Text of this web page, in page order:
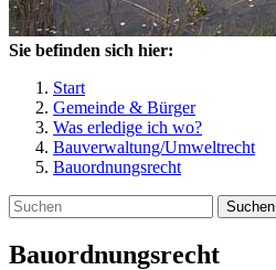
Sie befinden sich hier:
Start
Gemeinde & Bürger
Was erledige ich wo?
Bauverwaltung/Umweltrecht
Bauordnungsrecht
Suchen
Bauordnungsrecht